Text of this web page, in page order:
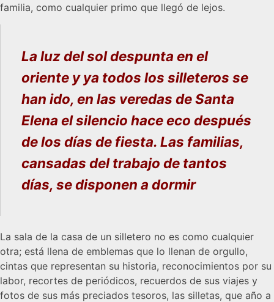
familia, como cualquier primo que llegó de lejos.
La luz del sol despunta en el
oriente y ya todos los silleteros se
han ido, en las veredas de Santa
Elena el silencio hace eco después
de los días de fiesta. Las familias,
cansadas del trabajo de tantos
días, se disponen a dormir
La sala de la casa de un silletero no es como cualquier
otra; está llena de emblemas que lo llenan de orgullo,
cintas que representan su historia, reconocimientos por su
labor, recortes de periódicos, recuerdos de sus viajes y
fotos de sus más preciados tesoros, las silletas, que año a